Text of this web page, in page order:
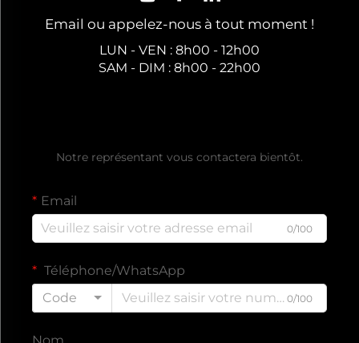
Email ou appelez-nous à tout moment !
LUN - VEN : 8h00 - 12h00
SAM - DIM : 8h00 - 22h00
Notre représentant vous contactera bientôt.
Email
0/100
Téléphone/WhatsApp
Code
0/100